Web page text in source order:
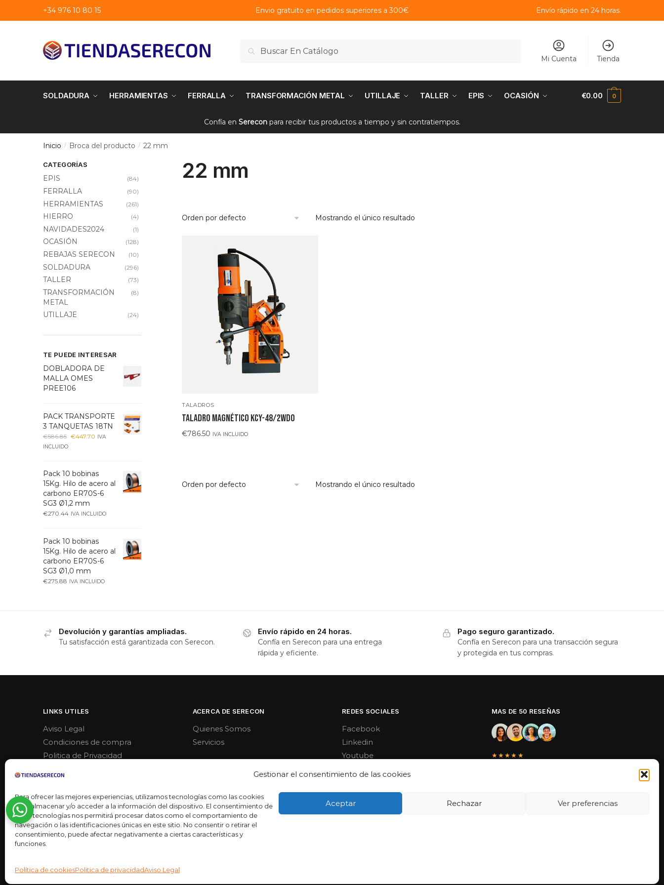
Gestionar el consentimiento de las cookies
Para ofrecer las mejores experiencias, utilizamos tecnologías como las cookies
para almacenar y/o acceder a la información del dispositivo. El consentimiento de
estas tecnologías nos permitirá procesar datos como el comportamiento de
navegación o las identificaciones únicas en este sitio. No consentir o retirar el
consentimiento, puede afectar negativamente a ciertas características y
funciones.
Aceptar Rechazar Ver preferencias
Política de cookiesPolitica de privacidadAviso Legal
a
navegación
al
contenido
+34 976 10 80 15 Envio gratuito en pedidos superiores a 300€ Envío rápido en 24 horas.
Buscar
Buscar
Mi Cuenta Tienda
SOLDADURA HERRAMIENTAS FERRALLA TRANSFORMACIÓN METAL UTILLAJE TALLER EPIS OCASIÓN €0.00 0
Confía en Sereconpara recibir tus productos a tiempo y sin contratiempos.
Inicio / Broca del producto / 22 mm
22 mm
Mostrando el único resultado
TALADROS
TALADRO MAGNÉTICO KCY-48/2WDO
€786.50 IVA INCLUIDO
Mostrando el único resultado
CATEGORÍAS
EPIS (84)
FERRALLA (90)
HERRAMIENTAS (261)
HIERRO (4)
NAVIDADES2024 (1)
OCASIÓN (128)
REBAJAS SERECON (10)
SOLDADURA (296)
TALLER (73)
TRANSFORMACIÓN
METAL
(8)
UTILLAJE (24)
TE PUEDE INTERESAR
DOBLADORA DE
MALLA OMES
PREE106
PACK TRANSPORTE
3 TANQUETAS 18TN
€586.85 €447.70 IVA
INCLUIDO
Pack 10 bobinas
15Kg. Hilo de acero al
carbono ER70S-6
SG3 Ø1,2 mm
€270.44 IVA INCLUIDO
Pack 10 bobinas
15Kg. Hilo de acero al
carbono ER70S-6
SG3 Ø1,0 mm
€275.88 IVA INCLUIDO
Devolución y garantías ampliadas.
Tu satisfacción está garantizada con Serecon.
Envío rápido en 24 horas.
Confía en Serecon para una entrega
rápida y eficiente.
Pago seguro garantizado.
Confía en Serecon para una transacción segura
y protegida en tus compras.
LINKS UTILES
Aviso Legal
Condiciones de compra
Politica de Privacidad
ACERCA DE SERECON
Quienes Somos
Servicios
REDES SOCIALES
Facebook
Linkedin
Youtube
MAS DE 50 RESEÑAS
★★★★★
entrega en un día. ¡Estoy muy
satisfecha con la atención al cliente y
Ready Marketing 2023 ©